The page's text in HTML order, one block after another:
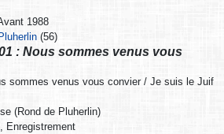
1988
Pluherlin (56)
: Nous sommes venus vous
sommes venus vous convier / Je suis le Juif
(Rond de Pluherlin)
Enregistrement